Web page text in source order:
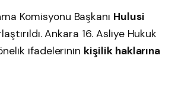
Komisyonu Başkanı Hulusi
Ankara 16. Asliye Hukuk
ifadelerinin kişilik haklarına